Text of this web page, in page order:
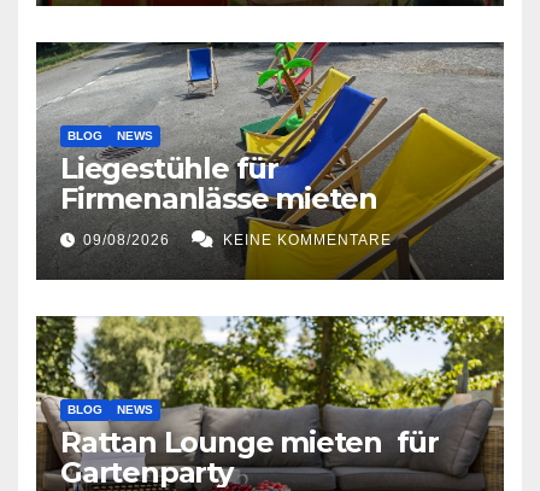
BLOG NEWS
Liegestühle für
Firmenanlässe mieten
09/08/2026 KEINE KOMMENTARE
BLOG NEWS
Rattan Lounge mieten für
Gartenparty